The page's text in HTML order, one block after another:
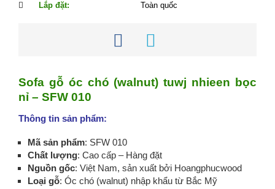
Lắp đặt: Toàn quốc
Sofa gỗ óc chó (walnut) tuwj nhieen bọc
nỉ – SFW 010
Thông tin sản phẩm:
Mã sản phẩm: SFW 010
Chất lượng: Cao cấp – Hàng đặt
Nguồn gốc: Việt Nam, sản xuất bởi Hoangphucwood
Loại gỗ: Óc chó (walnut) nhập khẩu từ Bắc Mỹ